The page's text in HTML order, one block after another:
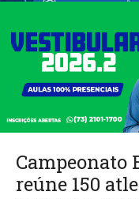
Campeonato
reúne 150